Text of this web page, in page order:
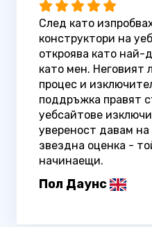
След като
конструктори на
откроява като най-
като мен. Неговият
процес и
поддръжка правят
уебсайтове
увереност давам на
звездна оценка -
начинаещи.
Пол Даунс